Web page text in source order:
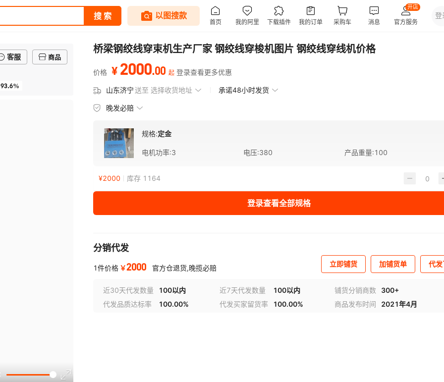
客服 商品
93.6%
桥梁钢绞线穿束机生产厂家 钢绞线穿梭机图片 钢绞线穿线机价格
价格 ¥ 2000.00 起 登录查看更多优惠
山东济宁送至 选择收货地址 承诺48小时发货
晚发必赔
规格:定金
电机功率:3 电压:380 产品重量:100
¥2000 库存 1164
登录查看全部规格
分销代发
1件价格 ￥2000 官方仓退货,晚揽必赔 立即铺货 加铺货单 代
近30天代发数量 100以内 近7天代发数量 100以内 铺货分销商数
300+
代发品质达标率
100.00% 代发买家留货率 100.00% 商品发布时间 2021年4月